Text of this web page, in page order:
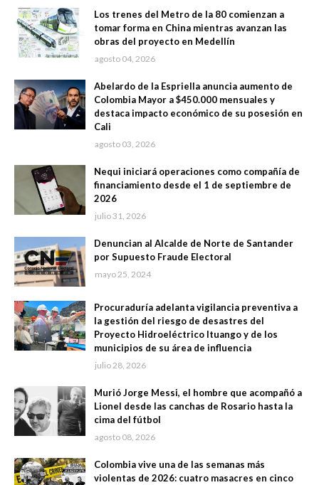
Los trenes del Metro de la 80 comienzan a
tomar forma en China mientras avanzan las
obras del proyecto en Medellín
agosto 04, 2026
Abelardo de la Espriella anuncia aumento de
Colombia Mayor a $450.000 mensuales y
destaca impacto económico de su posesión en
Cali
agosto 03, 2026
Nequi iniciará operaciones como compañía de
financiamiento desde el 1 de septiembre de
2026
julio 31, 2026
Denuncian al Alcalde de Norte de Santander
por Supuesto Fraude Electoral
mayo 25, 2024
Procuraduría adelanta vigilancia preventiva a
la gestión del riesgo de desastres del
Proyecto Hidroeléctrico Ituango y de los
municipios de su área de influencia
julio 28, 2026
Murió Jorge Messi, el hombre que acompañó a
Lionel desde las canchas de Rosario hasta la
cima del fútbol
agosto 08, 2026
Colombia vive una de las semanas más
violentas de 2026: cuatro masacres en cinco